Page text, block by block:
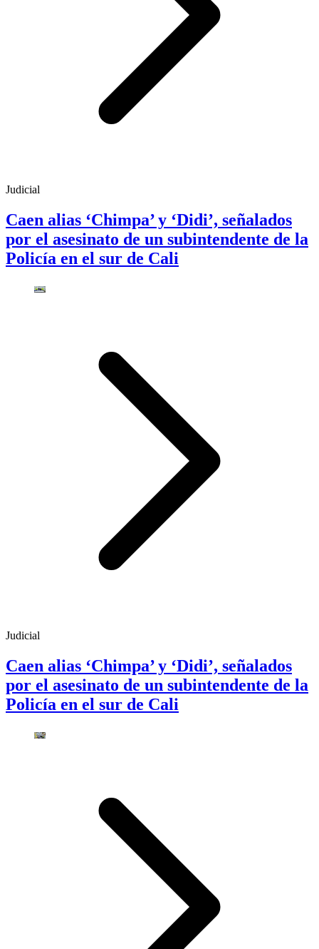
Judicial
Caen alias ‘Chimpa’ y ‘Didi’, señalados
por el asesinato de un subintendente de la
Policía en el sur de Cali
Judicial
Caen alias ‘Chimpa’ y ‘Didi’, señalados
por el asesinato de un subintendente de la
Policía en el sur de Cali